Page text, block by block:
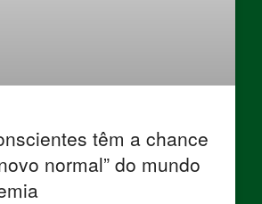
têm a chance
normal” do mundo